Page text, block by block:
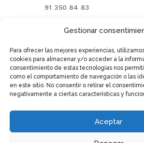
Gestionar
Para ofrecer las mejores experiencias,
cookies para almacenar y/o acceder a la
consentimiento de estas tecnologías nos
como el comportamiento de navegación o las
en este sitio. No consentir o retirar el
negativamente a ciertas características y
Aceptar
91 350 84 83
CLÍNICA ARAVACA
Calle Aguarón, 23 – 28023
Teléfonos:
91 740 00 77
fivcenter@fivcenter.com